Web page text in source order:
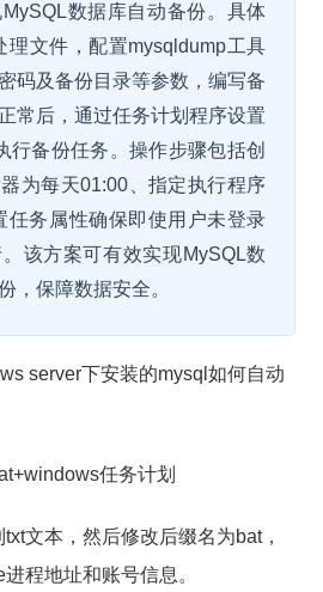
数据库自动备份。具体
理文件，配置mysqldump工具
码及备份目录等参数，编写备
常后，通过任务计划程序设置
行备份任务。操作步骤包括创
为每天01:00、指定执行程序
任务属性确保即使用户未登录
该方案可有效实现MySQL数
，保障数据安全。
server下安装的mysql如何自动
任务计划
文本，然后修改后缀名为bat，
程地址和账号信息。